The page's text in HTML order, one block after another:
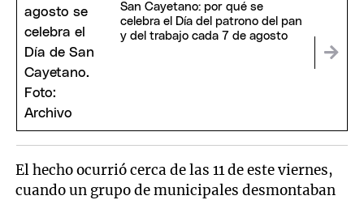
San Cayetano: por qué se
celebra el Día del patrono del pan
y del trabajo cada 7 de agosto
El hecho ocurrió cerca de las 11 de este viernes,
cuando un grupo de municipales desmontaban